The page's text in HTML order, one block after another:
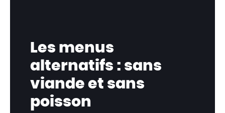
Les menus
alternatifs : sans
viande et sans
poisson